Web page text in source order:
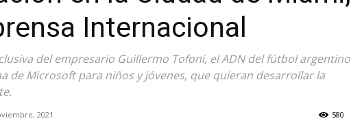
Internacional
del empresario Guillermo Tofoni, el ADN del fútbol argentino
de Microsoft para niños y jóvenes, que quieran desarrollar la
2021 580